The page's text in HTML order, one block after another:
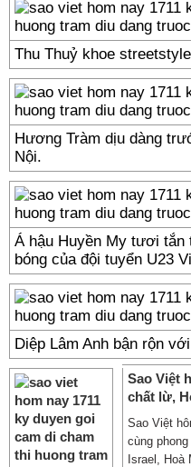
Thu Thuỷ khoe
Hương Tràm dịu dàng
Nội.
Á hậu Huyền My tươi tắn
bóng của đội tuyển U23
Diệp Lâm Anh bận rộn
Sao Việt
chất lừ,
Sao Việt
cùng
Israel,